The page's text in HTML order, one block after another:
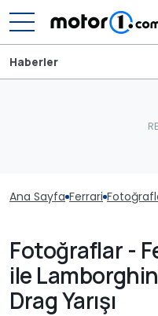
Haberler
Ana Sayfa Ferrari
Fotoğraflar -
ile
Drag Yarışı